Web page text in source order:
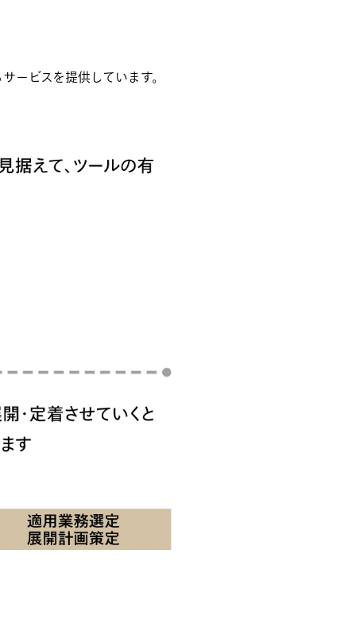
ービスを提供しています。